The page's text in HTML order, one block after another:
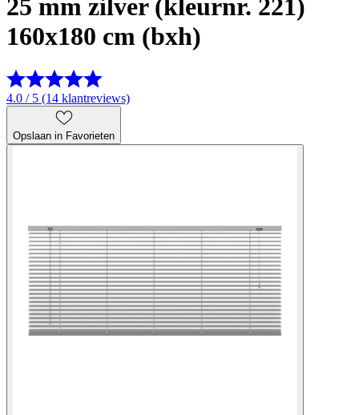
25 mm zilver (kleurnr. 221)
160x180 cm (bxh)
4.0 / 5 (14 klantreviews)
Opslaan in Favorieten